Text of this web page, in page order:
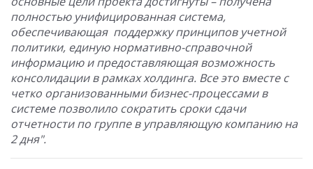
полностью унифицированная система,
обеспечивающая поддержку принципов учетной
политики, единую нормативно-справочной
информацию и предоставляющая возможность
консолидации в рамках холдинга. Все это вместе с
четко организованными бизнес-процессами в
системе позволило сократить сроки сдачи
отчетности по группе в управляющую компанию на
2 дня".